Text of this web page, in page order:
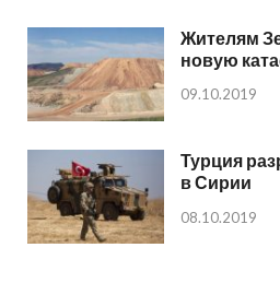
Жителям
новую
09.10.2019
Турция
в Сирии
08.10.2019